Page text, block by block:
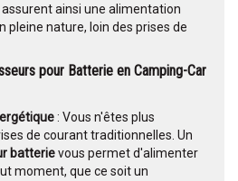
ainsi une alimentation
pleine nature, loin des prises de
pour Batterie en Camping-Car
: Vous n'êtes plus
de courant traditionnelles. Un
batterievous permet d'alimenter
moment, que ce soit un